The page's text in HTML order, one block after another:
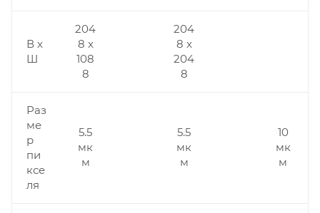
В x
Ш
204
8 x
108
8
204
8 x
204
8
Раз
ме
р
пи
ксе
ля
5.5
мк
м
5.5
мк
м
10
мк
м